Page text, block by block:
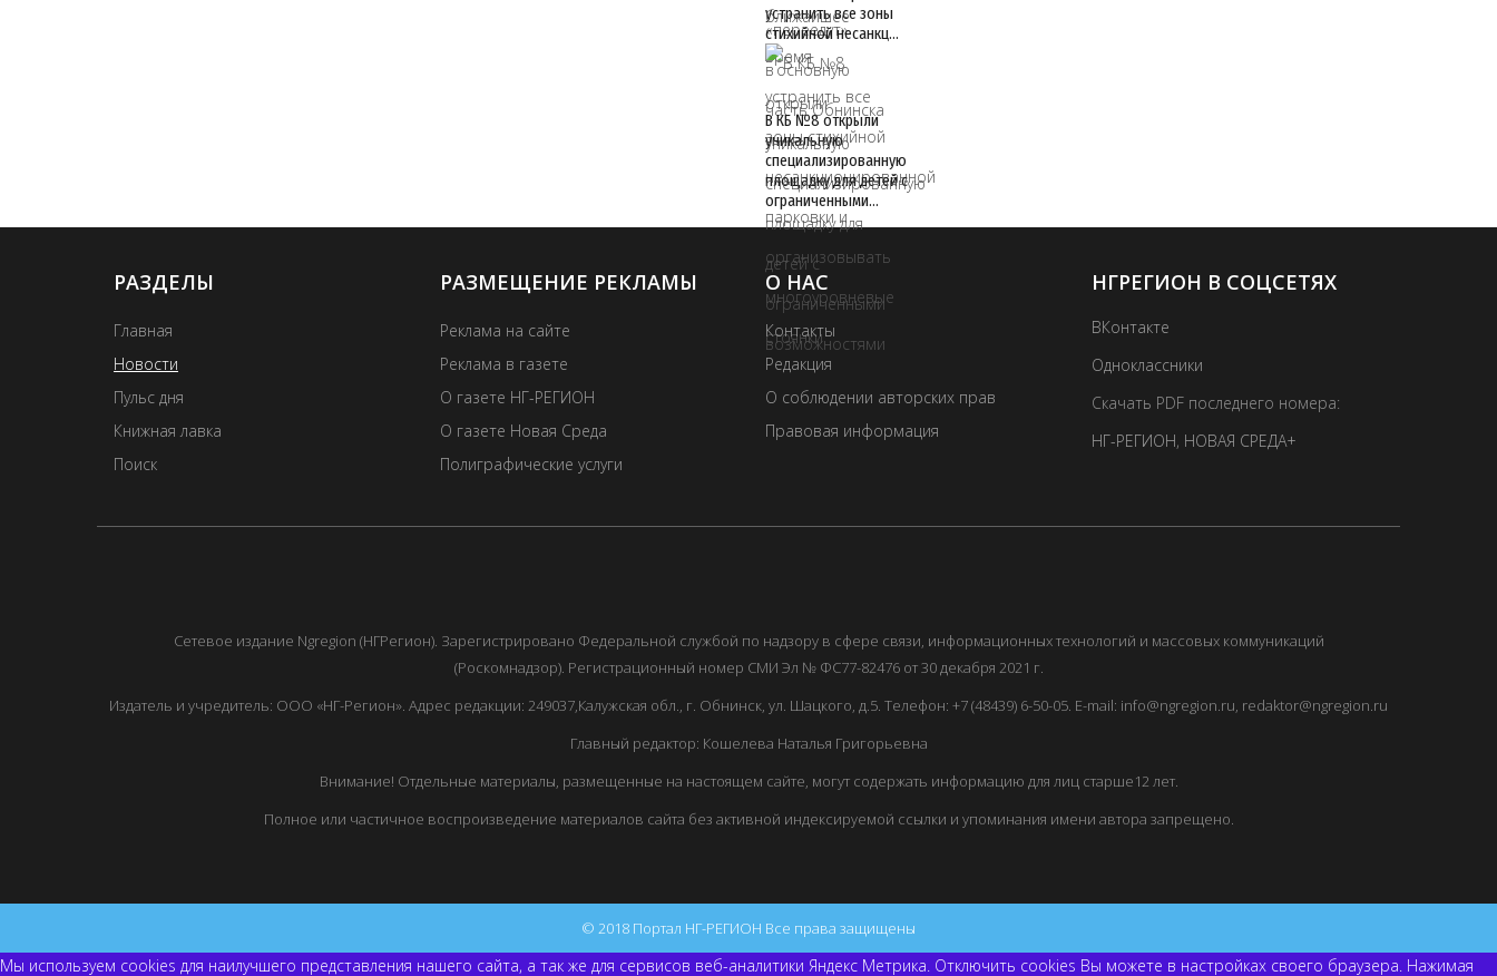
устранить все зоны
стихийной несанкц…
В КБ №8 открыли
уникальную
специализированную
площадку для детей с
ограниченными…
РАЗДЕЛЫ
Главная
Новости
Пульс дня
Книжная лавка
Поиск
РАЗМЕЩЕНИЕ РЕКЛАМЫ
Реклама на сайте
Реклама в газете
О газете НГ-РЕГИОН
О газете Новая Среда
Полиграфические услуги
О НАС
Контакты
Редакция
О соблюдении авторских прав
Правовая информация
НГРЕГИОН В СОЦСЕТЯХ
ВКонтакте
Одноклассники
Скачать PDF последнего номера:
НГ-РЕГИОН, НОВАЯ СРЕДА+
Сетевое издание Ngregion (НГРегион). Зарегистрировано Федеральной службой по надзору в сфере связи, информационных технологий и массовых коммуникаций
(Роскомнадзор). Регистрационный номер СМИ Эл № ФС77-82476 от 30 декабря 2021 г.
Издатель и учредитель: ООО «НГ-Регион». Адрес редакции: 249037,Калужская обл., г. Обнинск, ул. Шацкого, д.5. Телефон: +7 (48439) 6-50-05. E-mail: info@ngregion.ru, redaktor@ngregion.ru
Главный редактор: Кошелева Наталья Григорьевна
Внимание! Отдельные материалы, размещенные на настоящем сайте, могут содержать информацию для лиц старше12 лет.
Полное или частичное воспроизведение материалов сайта без активной индексируемой ссылки и упоминания имени автора запрещено.
© 2018 Портал НГ-РЕГИОН Все права защищены
Мы используем cookies для наилучшего представления нашего сайта, а так же для сервисов веб-аналитики Яндекс Метрика. Отключить cookies Вы можете в настройках своего браузера. Нажимая